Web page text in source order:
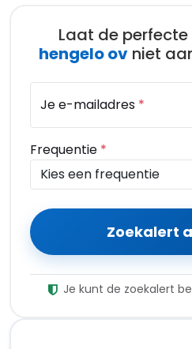
Laat de perfecte
hengelo ovniet
Je e-mailadres *
Frequentie *
Zoekalert
Je kunt de zoekalert